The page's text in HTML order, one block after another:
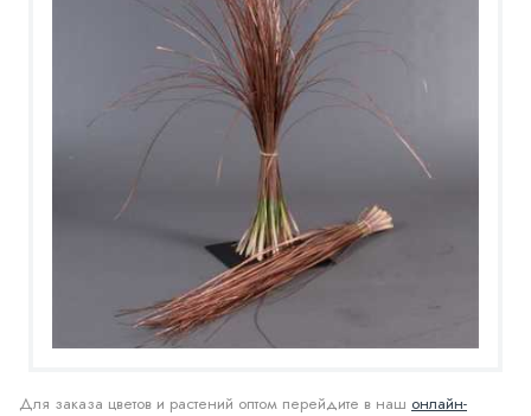
Для заказа цветов и растений оптом перейдите в наш онлайн-